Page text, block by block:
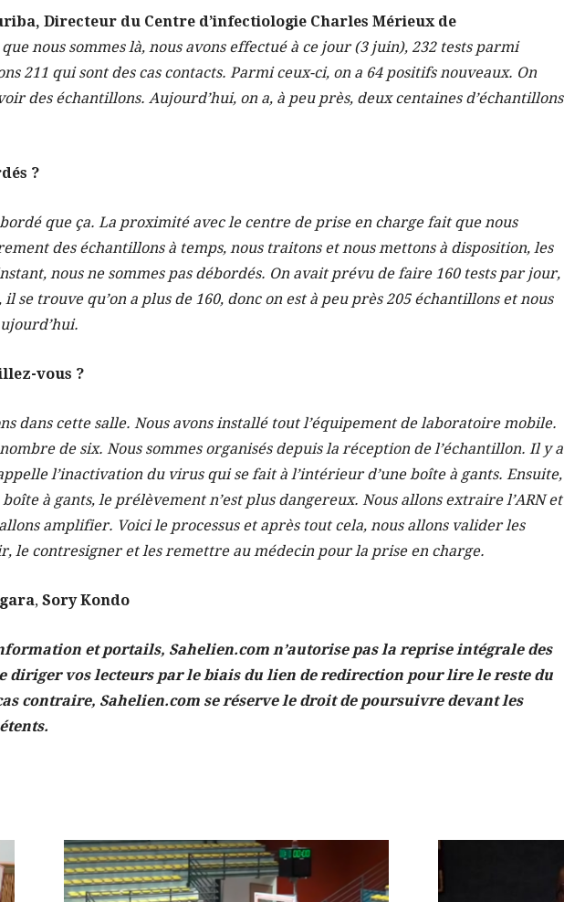
Directeur du Centre d’infectiologie Charles Mérieux de
nous sommes là, nous avons effectué à ce jour (3 juin), 232 tests parmi
211 qui sont des cas contacts. Parmi ceux-ci, on a 64 positifs nouveaux. On
des échantillons. Aujourd’hui, on a, à peu près, deux centaines d’échantillons
?
que ça. La proximité avec le centre de prise en charge fait que nous
des échantillons à temps, nous traitons et nous mettons à disposition, les
nous ne sommes pas débordés. On avait prévu de faire 160 tests par jour,
se trouve qu’on a plus de 160, donc on est à peu près 205 échantillons et nous
vous ?
dans cette salle. Nous avons installé tout l’équipement de laboratoire mobile.
de six. Nous sommes organisés depuis la réception de l’échantillon. Il y a
l’inactivation du virus qui se fait à l’intérieur d’une boîte à gants. Ensuite,
à gants, le prélèvement n’est plus dangereux. Nous allons extraire l’ARN et
amplifier. Voici le processus et après tout cela, nous allons valider les
le contresigner et les remettre au médecin pour la prise en charge.
, Sory Kondo
et portails, Sahelien.com n’autorise pas la reprise intégrale des
diriger vos lecteurs par le biais du lien de redirection pour lire le reste du
contraire, Sahelien.com se réserve le droit de poursuivre devant les